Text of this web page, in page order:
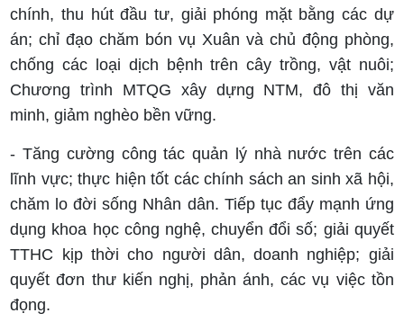
chính, thu hút đầu tư, giải phóng mặt bằng các dự
án; chỉ đạo chăm bón vụ Xuân và chủ động phòng,
chống các loại dịch bệnh trên cây trồng, vật nuôi;
Chương trình MTQG xây dựng NTM, đô thị văn
minh, giảm nghèo bền vững.
- Tăng cường công tác quản lý nhà nước trên các
lĩnh vực; thực hiện tốt các chính sách an sinh xã hội,
chăm lo đời sống Nhân dân. Tiếp tục đẩy mạnh ứng
dụng khoa học công nghệ, chuyển đổi số; giải quyết
TTHC kịp thời cho người dân, doanh nghiệp; giải
quyết đơn thư kiến nghị, phản ánh, các vụ việc tồn
đọng.